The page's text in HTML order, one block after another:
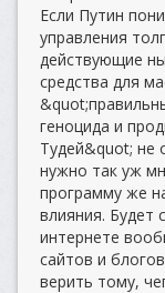
Если Путин
управления
действующие
средства для
геноцида и
Тудей&quot; не
нужно так уж
программу же
влияния. Будет
интернете
сайтов и
верить тому,